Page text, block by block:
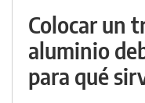
Colocar un
aluminio
para qué